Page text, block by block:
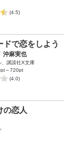
(4.5)
ドで恋をしよう
沖麻実也
、講談社X文庫
～720pt
(4.0)
の恋人